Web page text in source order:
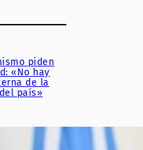
piden
«No hay
de la
país»